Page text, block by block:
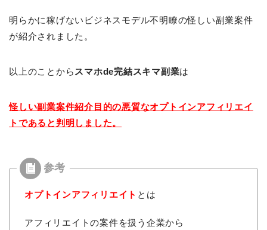
明らかに稼げないビジネスモデル不明瞭の怪しい副業案件
が紹介されました。
以上のことから スマホde完結スキマ副業は
怪しい副業案件紹介目的の悪質なオプトインアフィリエイ
トであると判明しました。
オプトインアフィリエイト とは
アフィリエイトの案件を扱う企業から